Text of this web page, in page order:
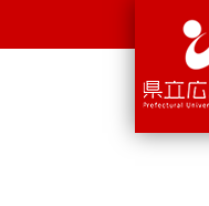
島
大